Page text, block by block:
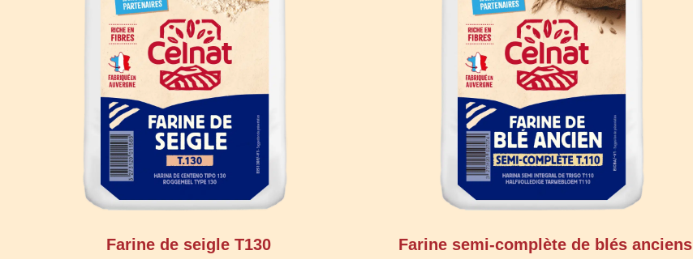
Farine de seigle T130 Farine semi-complète de blés anciens